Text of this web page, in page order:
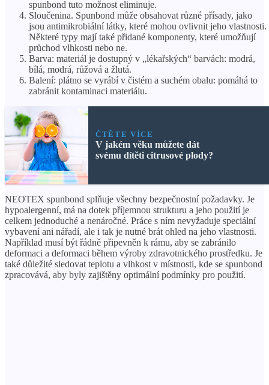
spunbond tuto možnost eliminuje.
Sloučenina. Spunbond může obsahovat různé přísady, jako
jsou antimikrobiální látky, které mohou ovlivnit jeho vlastnosti.
Některé typy mají také přidané komponenty, které umožňují
průchod vlhkosti nebo ne.
Barva: materiál je dostupný v „lékařských“ barvách: modrá,
bílá, modrá, růžová a žlutá.
Balení: plátno se vyrábí v čistém a suchém obalu: pomáhá to
zabránit kontaminaci materiálu.
ČTĚTE VÍCE
V jakém věku můžete dát
svému dítěti citrusové plody?
NEOTEX spunbond splňuje všechny bezpečnostní požadavky. Je
hypoalergenní, má na dotek příjemnou strukturu a jeho použití je
celkem jednoduché a nenáročné. Práce s ním nevyžaduje speciální
vybavení ani nářadí, ale i tak je nutné brát ohled na jeho vlastnosti.
Například musí být řádně připevněn k rámu, aby se zabránilo
deformaci a deformaci během výroby zdravotnického prostředku. Je
také důležité sledovat teplotu a vlhkost v místnosti, kde se spunbond
zpracovává, aby byly zajištěny optimální podmínky pro použití.